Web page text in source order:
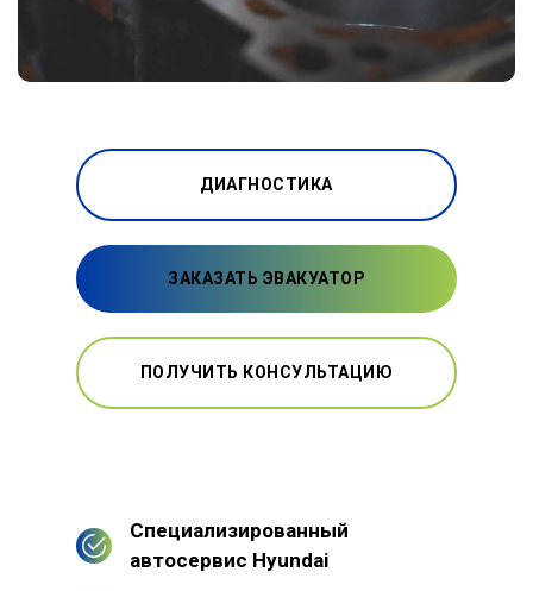
ДИАГНОСТИКА
ЗАКАЗАТЬ ЭВАКУАТОР
ПОЛУЧИТЬ КОНСУЛЬТАЦИЮ
Специализированный
автосервис Hyundai